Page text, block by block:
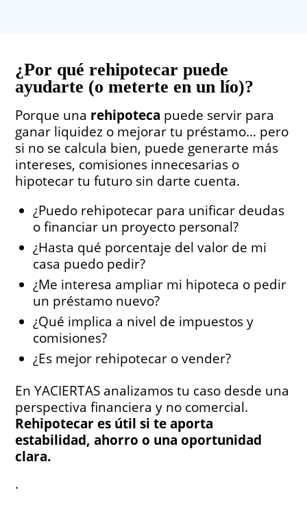
¿Por qué rehipotecar puede
ayudarte (o meterte en un lío)?
Porque una rehipoteca puede servir para
ganar liquidez o mejorar tu préstamo… pero
si no se calcula bien, puede generarte más
intereses, comisiones innecesarias o
hipotecar tu futuro sin darte cuenta.
¿Puedo rehipotecar para unificar deudas
o financiar un proyecto personal?
¿Hasta qué porcentaje del valor de mi
casa puedo pedir?
¿Me interesa ampliar mi hipoteca o pedir
un préstamo nuevo?
¿Qué implica a nivel de impuestos y
comisiones?
¿Es mejor rehipotecar o vender?
En YACIERTAS analizamos tu caso desde una
perspectiva financiera y no comercial.
Rehipotecar es útil si te aporta
estabilidad, ahorro o una oportunidad
clara.
.